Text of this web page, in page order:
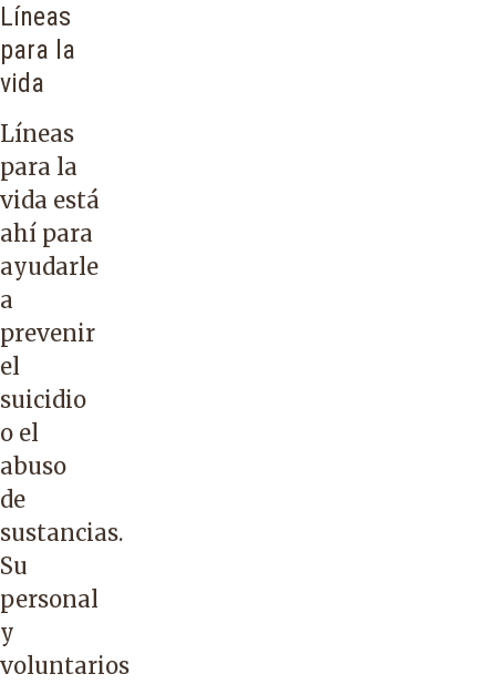
Líneas
para la
vida
Líneas
para la
vida está
ahí para
ayudarle
a
prevenir
el
suicidio
o el
abuso
de
sustancias.
Su
personal
y
voluntarios